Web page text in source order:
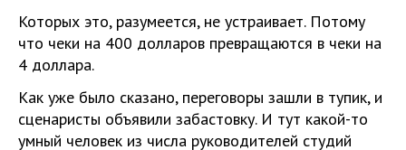
Которых это, разумеется, не устраивает. Потому
что чеки на 400 долларов превращаются в чеки на
4 доллара.
Как уже было сказано, переговоры зашли в тупик, и
сценаристы объявили забастовку. И тут какой-то
умный человек из числа руководителей студий